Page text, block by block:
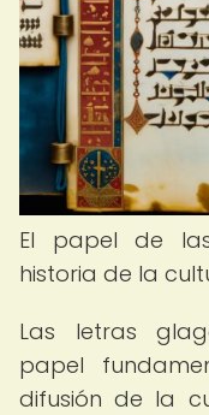
El papel de
historia de la
Las letras
papel
difusión de la